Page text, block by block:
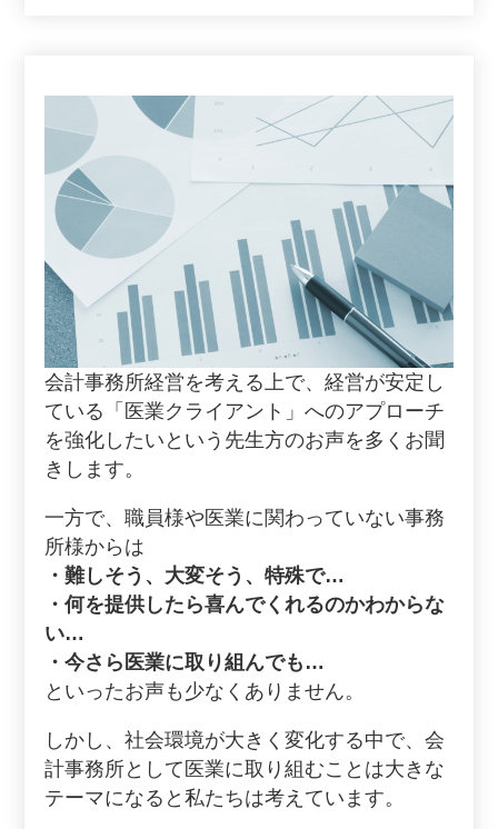
会計事務所経営を考える上で、経営が安定し
ている「医業クライアント」へのアプローチ
を強化したいという先生方のお声を多くお聞
きします。
一方で、職員様や医業に関わっていない事務
所様からは
・難しそう、大変そう、特殊で…
・何を提供したら喜んでくれるのかわからな
い…
・今さら医業に取り組んでも…
といったお声も少なくありません。
しかし、社会環境が大きく変化する中で、会
計事務所として医業に取り組むことは大きな
テーマになると私たちは考えています。